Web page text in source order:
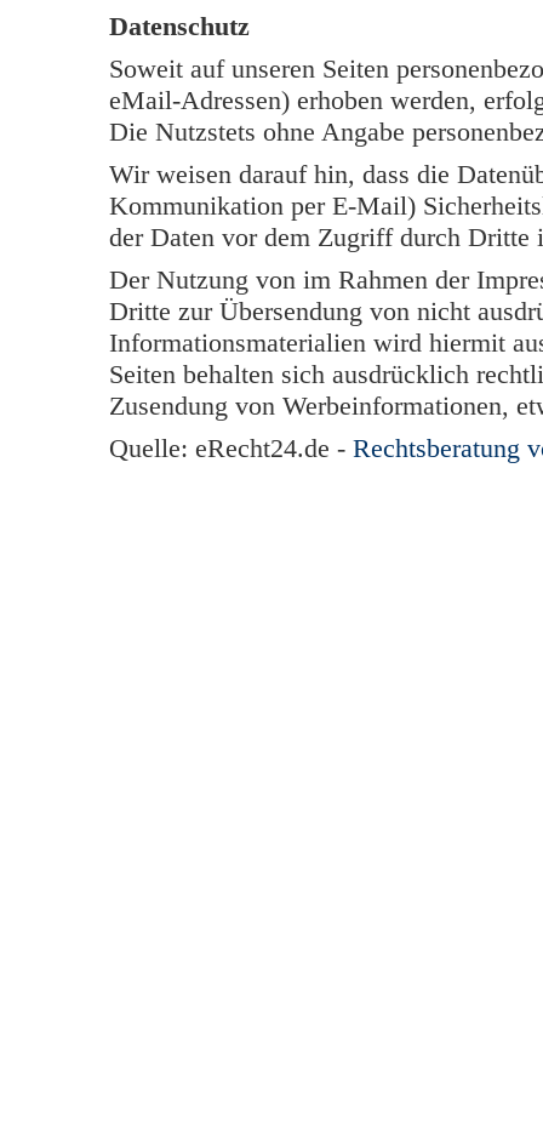
Datenschutz
Soweit auf unseren Seiten
eMail-Adressen) erhoben werden,
Die Nutzstets ohne Angabe
Wir weisen darauf hin, dass die
Kommunikation per E-Mail)
der Daten vor dem Zugriff durch Dritte
Der Nutzung von im Rahmen der
Dritte zur Übersendung von nicht
Informationsmaterialien wird hiermit
Seiten behalten sich ausdrücklich
Zusendung von Werbeinformationen,
Quelle: eRecht24.de - Rechtsberatung